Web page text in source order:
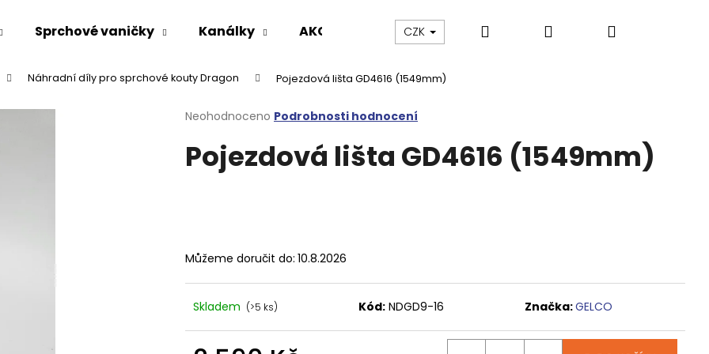
Sprchové vaničky Kanálky AKCE % Výprodej Vany a umyvadla
CZK Hledat PřihlášeníNákupní
Náhradní díly pro sprchové kouty Dragon Pojezdová lišta GD4616 (1549mm)
Průměrné
produktu
je
Neohodnoceno Podrobnosti hodnocení
Pojezdová lišta GD4616 (1549mm)
Můžeme doručit do: 10.8.2026
Skladem (>5 ks) Kód: NDGD9-16 Značka:GELCO
Co potřebujete najít?
HLEDAT
VOLCANO CHROM SPRCHOVÉ DVEŘE